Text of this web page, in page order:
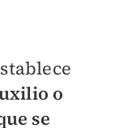
o
se